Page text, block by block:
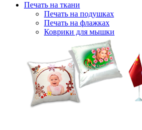
Печать на ткани
Печать на подушках
Печать на флажках
Коврики для мышки